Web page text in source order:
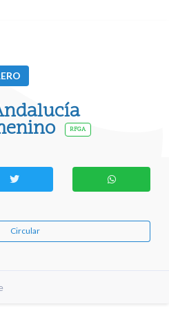
RFGA
Circular